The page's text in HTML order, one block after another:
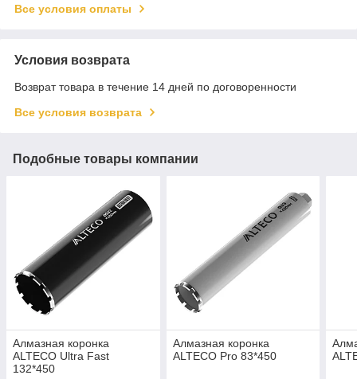
Все условия оплаты
Условия возврата
Возврат товара в течение 14 дней по договоренности
Все условия возврата
Подобные товары компании
Алмазная коронка
ALTECO Ultra Fast
132*450
Алмазная коронка
ALTECO Pro 83*450